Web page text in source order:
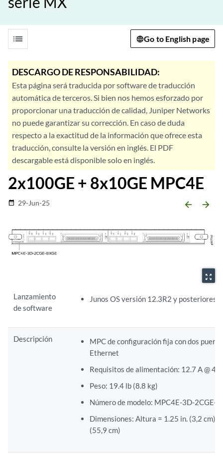
list Go to English page
DESCARGO DE RESPONSABILIDAD:
Esta página será traducida por software de traducción
automática de terceros. Si bien nos hemos esforzado por
proporcionar una traducción de calidad, Juniper Networks
no puede garantizar su corrección. En caso de duda
respecto a la exactitud de la información que ofrece esta
traducción, consulte la versión en inglés. El PDF
descargable está disponible solo en inglés.
2x100GE + 8x10GE MPC4E
date_range 29-Jun-25 arrow_backward arrow_forward
zoom_out_map
Lanzamiento
de software
Junos OS versión 12.3R2 y posteriores
Descripción
MPC de configuración fija con dos
Ethernet
Requisitos de alimentación: 12.7 A @
Peso: 19.4 lb (8.8 kg)
Número de modelo: MPC4E-3D-2CGE-
Dimensiones: Altura = 1.25 in. (3,2 cm),
(55,9 cm)